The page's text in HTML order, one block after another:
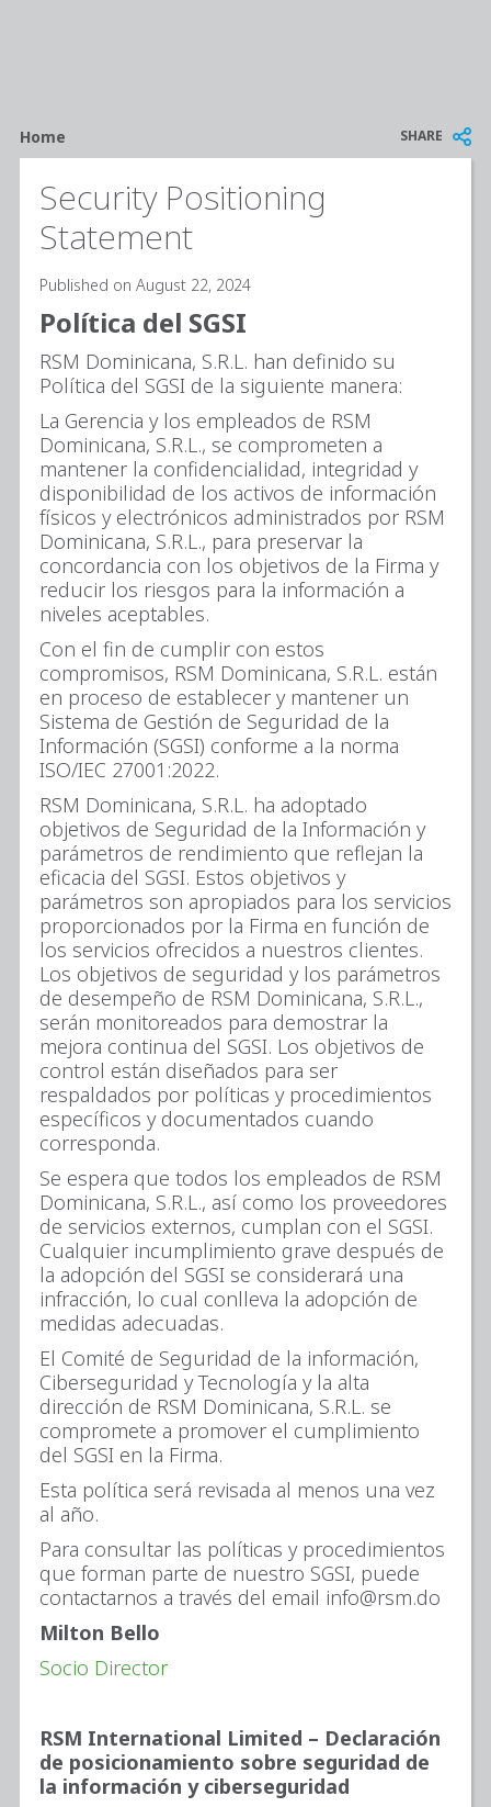
Breadcrumb
Home SHARE
Security Positioning
Statement
Published on August 22, 2024
Política del SGSI
RSM Dominicana, S.R.L. han definido su
Política del SGSI de la siguiente manera:
La Gerencia y los empleados de RSM
Dominicana, S.R.L., se comprometen a
mantener la confidencialidad, integridad y
disponibilidad de los activos de información
físicos y electrónicos administrados por RSM
Dominicana, S.R.L., para preservar la
concordancia con los objetivos de la Firma y
reducir los riesgos para la información a
niveles aceptables.
Con el fin de cumplir con estos
compromisos, RSM Dominicana, S.R.L. están
en proceso de establecer y mantener un
Sistema de Gestión de Seguridad de la
Información (SGSI) conforme a la norma
ISO/IEC 27001:2022.
RSM Dominicana, S.R.L. ha adoptado
objetivos de Seguridad de la Información y
parámetros de rendimiento que reflejan la
eficacia del SGSI. Estos objetivos y
parámetros son apropiados para los servicios
proporcionados por la Firma en función de
los servicios ofrecidos a nuestros clientes.
Los objetivos de seguridad y los parámetros
de desempeño de RSM Dominicana, S.R.L.,
serán monitoreados para demostrar la
mejora continua del SGSI. Los objetivos de
control están diseñados para ser
respaldados por políticas y procedimientos
específicos y documentados cuando
corresponda.
Se espera que todos los empleados de RSM
Dominicana, S.R.L., así como los proveedores
de servicios externos, cumplan con el SGSI.
Cualquier incumplimiento grave después de
la adopción del SGSI se considerará una
infracción, lo cual conlleva la adopción de
medidas adecuadas.
El Comité de Seguridad de la información,
Ciberseguridad y Tecnología y la alta
dirección de RSM Dominicana, S.R.L. se
compromete a promover el cumplimiento
del SGSI en la Firma.
Esta política será revisada al menos una vez
al año.
Para consultar las políticas y procedimientos
que forman parte de nuestro SGSI, puede
contactarnos a través del email info@rsm.do
Milton Bello
Socio Director
RSM International Limited – Declaración
de posicionamiento sobre seguridad de
la información y ciberseguridad